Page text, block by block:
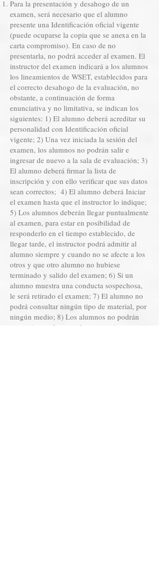
Para la presentación y desahogo de un
examen, será necesario que el alumno
presente una Identificación oficial vigente
(puede ocuparse la copia que se anexa en la
carta compromiso). En caso de no
presentarla, no podrá acceder al examen. El
instructor del examen indicará a los alumnos
los lineamientos de WSET, establecidos para
el correcto desahogo de la evaluación, no
obstante, a continuación de forma
enunciativa y no limitativa, se indican los
siguientes: 1) El alumno deberá acreditar su
personalidad con Identificación oficial
vigente; 2) Una vez iniciada la sesión del
examen, los alumnos no podrán salir e
ingresar de nuevo a la sala de evaluación; 3)
El alumno deberá firmar la lista de
inscripción y con ello verificar que sus datos
sean correctos; 4) El alumno deberá Iniciar
el examen hasta que el instructor lo indique;
5) Los alumnos deberán llegar puntualmente
al examen, para estar en posibilidad de
responderlo en el tiempo establecido, de
llegar tarde, el instructor podrá admitir al
alumno siempre y cuando no se afecte a los
otros y que otro alumno no hubiese
terminado y salido del examen; 6) Si un
alumno muestra una conducta sospechosa,
le será retirado el examen; 7) El alumno no
podrá consultar ningún tipo de material, por
ningún medio; 8) Los alumnos no podrán
comunicarse durante el examen ni compartir